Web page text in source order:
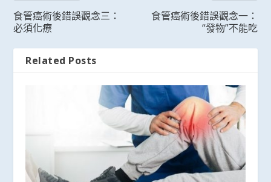
食管癌術後錯誤觀念三：
必須化療
食管癌術後錯誤觀念一：
“發物”不能吃
Related Posts